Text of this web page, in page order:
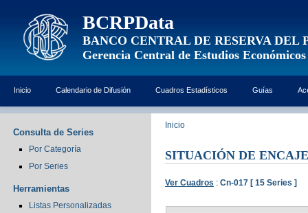
BCRPData
BANCO CENTRAL DE RESERVA DEL
Gerencia Central de Estudios Económicos
Inicio Calendario de Difusión Cuadros Estadísticos Guías
Consulta de Series
Por Categoría
Por Series
Herramientas
Listas Personalizadas
Inicio
SITUACIÓN DE
Ver Cuadros : Cn-017 [ 15 Series ]